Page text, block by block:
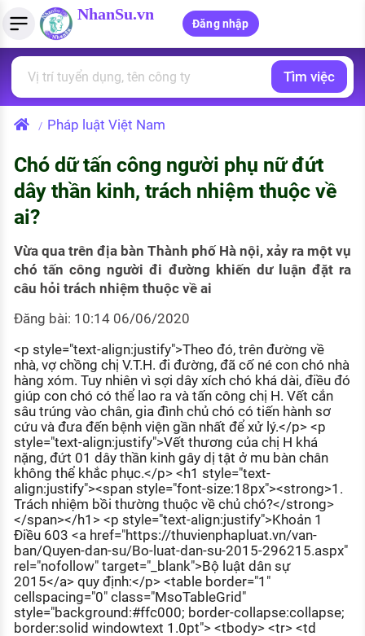
NhanSu.vn
Đăng nhập
Tìm việc làm
Việc làm ngành luật
Việc làm lương cao
Việc làm tốt nhất
CÔNG TY
Danh sách nhà tuyển dụng
Nhà tuyển dụng hàng đầu
Quản lý CV
Tải CV lên
Tạo CV trực tuyến
MẪU CV THEO STYLE
Mẫu CV đơn giản
Mẫu CV hiện đại
Tính lương Gross - Net
Tính thuế thu nhập cá nhân
Tính trợ cấp thất nghiệp
PHÁP LUẬT VIỆT NAM
Văn bản pháp luật
PHÁP LUẬT LAO ĐỘNG
Lao động và tiền lương
Thuế thu nhập
Hồ sơ biểu mẫu
Chính sách lao động
KHÁM PHÁ NGHỀ NGHIỆP
Tử vi nghề nghiệp
Kỹ năng nghề nghiệp
HƯỚNG NGHIỆP VIỆC LÀM
Đặc trưng từng nghề
Xu hướng việc làm
XÂY DỰNG VÀ PHÁT TRIỂN ĐỘI NGŨ
NHÂN SỰ
TUYỂN DỤNG VIỆC LÀM
Tìm việc
/ Pháp luật Việt Nam
Chó dữ tấn công người phụ nữ đứt
dây thần kinh, trách nhiệm thuộc về
ai?
Vừa qua trên địa bàn Thành phố Hà nội, xảy ra một vụ
chó tấn công người đi đường khiến dư luận đặt ra
câu hỏi trách nhiệm thuộc về ai
Đăng bài: 10:14 06/06/2020
<p style="text-align:justify">Theo đó, trên đường về
nhà, vợ chồng chị V.T.H. đi đường, đã cố né con chó nhà
hàng xóm. Tuy nhiên vì sợi dây xích chó khá dài, điều đó
giúp con chó có thể lao ra và tấn công chị H. Vết cắn
sâu trúng vào chân, gia đình chủ chó có tiến hành sơ
cứu và đưa đến bệnh viện gần nhất để xử lý.</p> <p
style="text-align:justify">Vết thương của chị H khá
nặng, đứt 01 dây thần kinh gây dị tật ở mu bàn chân
không thể khắc phục.</p> <h1 style="text-
align:justify"><span style="font-size:18px"><strong>1.
Trách nhiệm bồi thường thuộc về chủ chó?</strong>
</span></h1> <p style="text-align:justify">Khoản 1
Điều 603 <a href="https://thuvienphapluat.vn/van-
ban/Quyen-dan-su/Bo-luat-dan-su-2015-296215.aspx"
rel="nofollow" target="_blank">Bộ luật dân sự
2015</a> quy định:</p> <table border="1"
cellspacing="0" class="MsoTableGrid"
style="background:#ffc000; border-collapse:collapse;
border:solid windowtext 1.0pt"> <tbody> <tr> <td